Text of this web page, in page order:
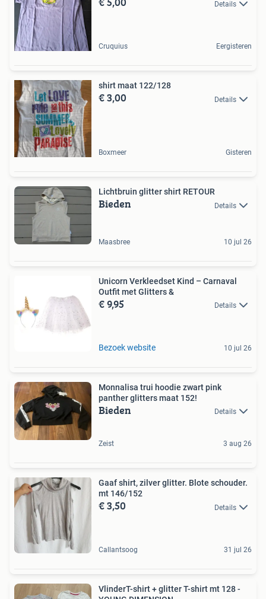
Details
Cruquius Eergisteren
shirt maat 122/128
€ 3,00 Details
Boxmeer Gisteren
Lichtbruin glitter shirt RETOUR
Bieden Details
Maasbree 10 jul 26
Unicorn Verkleedset Kind – Carnaval
Outfit met Glitters &
€ 9,95 Details
Bezoek website 10 jul 26
Monnalisa trui hoodie zwart pink
panther glitters maat 152!
Bieden Details
Zeist 3 aug 26
Gaaf shirt, zilver glitter. Blote schouder.
mt 146/152
€ 3,50 Details
Callantsoog 31 jul 26
VlinderT-shirt + glitter T-shirt mt 128 -